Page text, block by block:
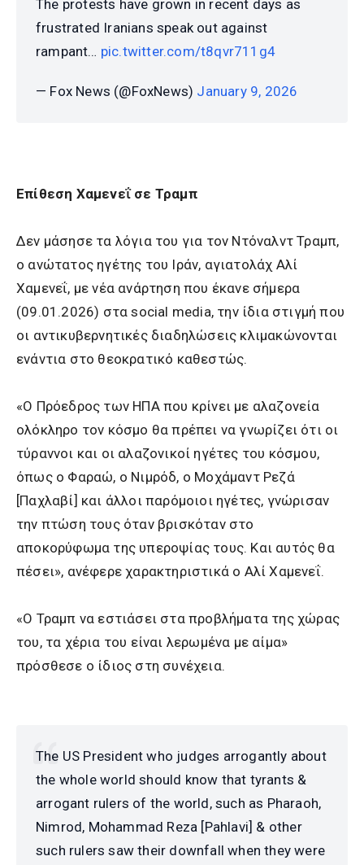
The protests have grown in recent days as
frustrated Iranians speak out against
rampant… pic.twitter.com/t8qvr711g4
— Fox News (@FoxNews) January 9, 2026
Επίθεση Χαμενεΐ σε Τραμπ
Δεν μάσησε τα λόγια του για τον Ντόναλντ Τραμπ,
ο ανώτατος ηγέτης του Ιράν, αγιατολάχ Αλί
Χαμενεΐ, με νέα ανάρτηση που έκανε σήμερα
(09.01.2026) στα social media, την ίδια στιγμή που
οι αντικυβερνητικές διαδηλώσεις κλιμακώνονται
ενάντια στο θεοκρατικό καθεστώς.
«Ο Πρόεδρος των ΗΠΑ που κρίνει με αλαζονεία
ολόκληρο τον κόσμο θα πρέπει να γνωρίζει ότι οι
τύραννοι και οι αλαζονικοί ηγέτες του κόσμου,
όπως ο Φαραώ, ο Νιμρόδ, ο Μοχάμαντ Ρεζά
[Παχλαβί] και άλλοι παρόμοιοι ηγέτες, γνώρισαν
την πτώση τους όταν βρισκόταν στο
αποκορύφωμα της υπεροψίας τους. Και αυτός θα
πέσει», ανέφερε χαρακτηριστικά ο Αλί Χαμενεΐ.
«Ο Τραμπ να εστιάσει στα προβλήματα της χώρας
του, τα χέρια του είναι λερωμένα με αίμα»
πρόσθεσε ο ίδιος στη συνέχεια.
The US President who judges arrogantly about
the whole world should know that tyrants &
arrogant rulers of the world, such as Pharaoh,
Nimrod, Mohammad Reza [Pahlavi] & other
such rulers saw their downfall when they were